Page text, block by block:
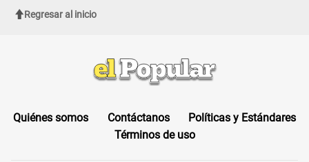
Regresar al inicio
Quiénes somos Contáctanos
Políticas y Estándares
Términos de uso